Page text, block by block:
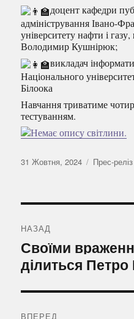
доцент кафедри
адміністрування Івано-
університету нафти і
Володимир Кушнірюк;
викладач
Національного
Білоока
Навчання триватиме
тестуванням.
Оприлюднено
31 Жовтня, 2024 Категорії
Прес-реліз
записів
НАЗАД
Попередній
запис:
Своїми
ділиться
ВПЕРЕД